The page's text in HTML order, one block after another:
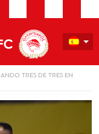
TRES DE TRES EN